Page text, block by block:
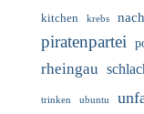
kitchen krebs
piratenpartei
rheingau
trinken ubuntu